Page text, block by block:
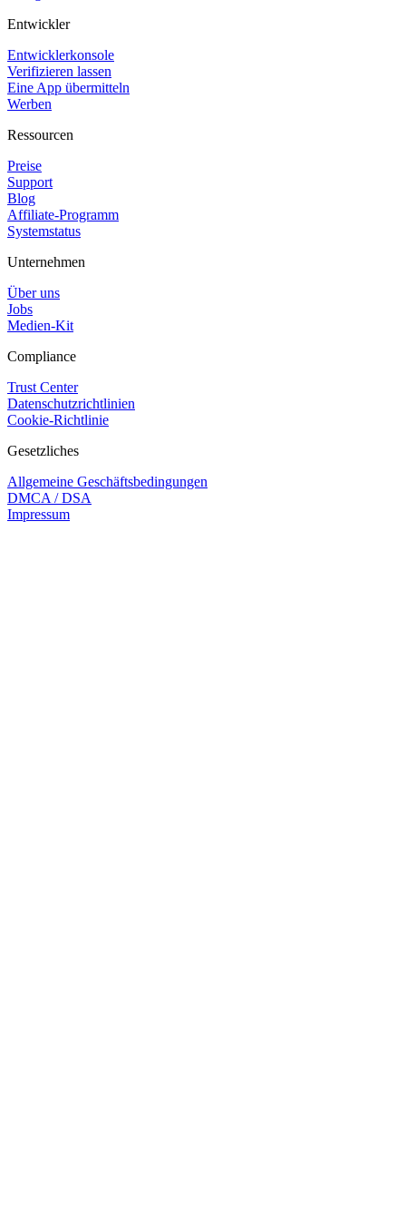
Entwickler
Entwicklerkonsole
Verifizieren lassen
Eine App übermitteln
Werben
Ressourcen
Preise
Support
Blog
Affiliate-Programm
Systemstatus
Unternehmen
Über uns
Jobs
Medien-Kit
Compliance
Trust Center
Datenschutzrichtlinien
Cookie-Richtlinie
Gesetzliches
Allgemeine Geschäftsbedingungen
DMCA / DSA
Impressum